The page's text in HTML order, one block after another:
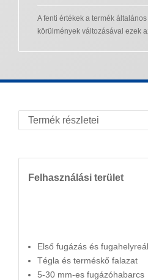
A fenti értékek a termék
körülmények változásával ezek
Felhasználási terület
Első fugázás és
Tégla és terméskő falazat
5-30 mm-es fugázóhabarcs